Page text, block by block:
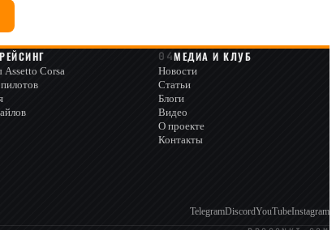
Assetto Corsa
МЕДИА И КЛУБ
Новости
Статьи
Блоги
Видео
О проекте
Контакты
TelegramDiscordYouTubeInstagram